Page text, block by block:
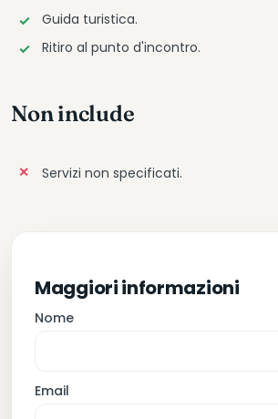
Guida turistica.
Ritiro al punto d'incontro.
Non include
Servizi non specificati.
Maggiori informazioni
Nome
Email